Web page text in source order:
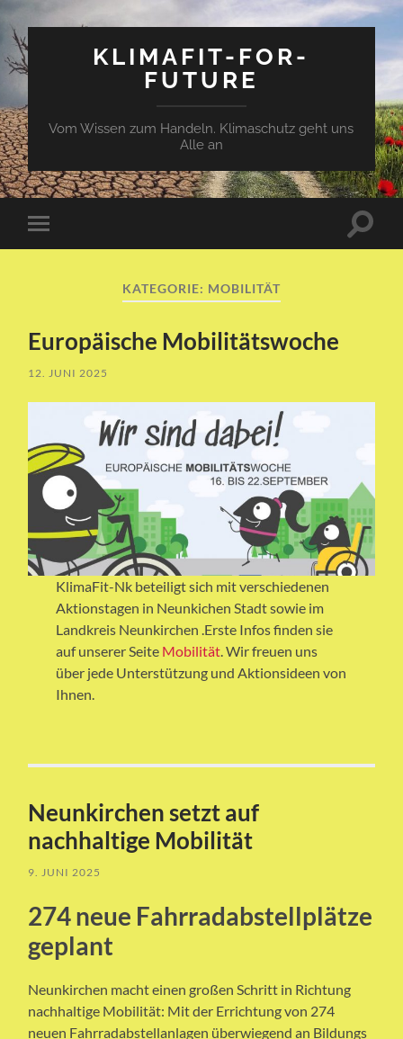
KLIMAFIT-FOR-
FUTURE
Vom Wissen zum Handeln. Klimaschutz geht uns
Alle an
Mobile-
Menü
KATEGORIE: MOBILITÄT
Europäische Mobilitätswoche
12. JUNI 2025
KlimaFit-Nk beteiligt sich mit verschiedenen
Aktionstagen in Neunkichen Stadt sowie im
Landkreis Neunkirchen .Erste Infos finden sie
auf unserer Seite Mobilität. Wir freuen uns
über jede Unterstützung und Aktionsideen von
Ihnen.
Neunkirchen setzt auf
nachhaltige Mobilität
9. JUNI 2025
274 neue Fahrradabstellplätze
geplant
Neunkirchen macht einen großen Schritt in Richtung
nachhaltige Mobilität: Mit der Errichtung von 274
neuen Fahrradabstellanlagen überwiegend an Bildungs